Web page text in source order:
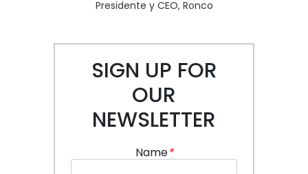
Presidente y CEO, Ronco
SIGN UP FOR
OUR
NEWSLETTER
Name*